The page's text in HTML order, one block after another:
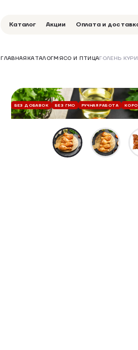
Каталог Акции Оплата и
ГЛАВНАЯКАТАЛОГМЯСО И ПТИЦАГОЛЕНЬ
БЕЗ ДОБАВОК БЕЗ ГМО РУЧНАЯ РАБОТА